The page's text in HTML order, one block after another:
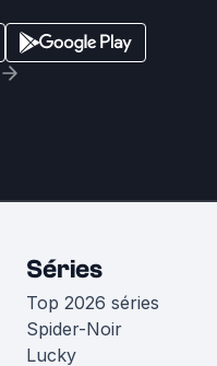
Séries
Top 2026 séries
Spider-Noir
Lucky